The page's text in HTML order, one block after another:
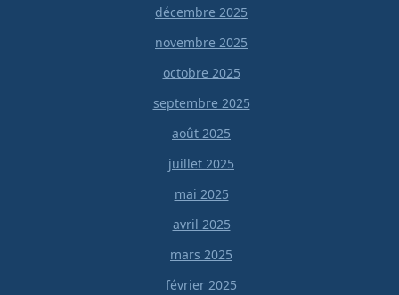
décembre 2025
novembre 2025
octobre 2025
septembre 2025
août 2025
juillet 2025
mai 2025
avril 2025
mars 2025
février 2025